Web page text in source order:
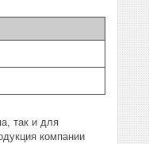
так и для
компании